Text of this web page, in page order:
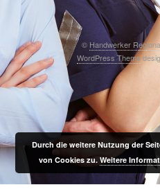
© Handwerker
WordPress Theme
Durch die weitere Nutzung der
von Cookies zu.Weitere